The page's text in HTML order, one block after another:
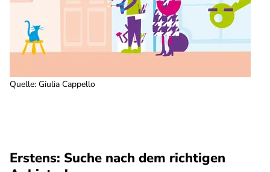
Quelle: Giulia Cappello
Erstens: Suche nach dem richtigen